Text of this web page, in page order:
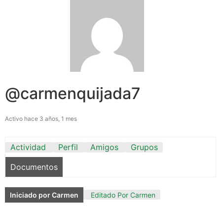
@carmenquijada7
Activo hace 3 años, 1 mes
Actividad Perfil Amigos
Grupos
Documentos
Iniciado por Carmen Editado Por Carmen